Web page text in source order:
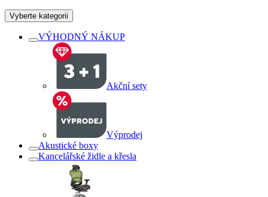
Vyberte kategorii
VÝHODNÝ NÁKUP
Akční sety
Výprodej
Akustické boxy
Kancelářské židle a křesla